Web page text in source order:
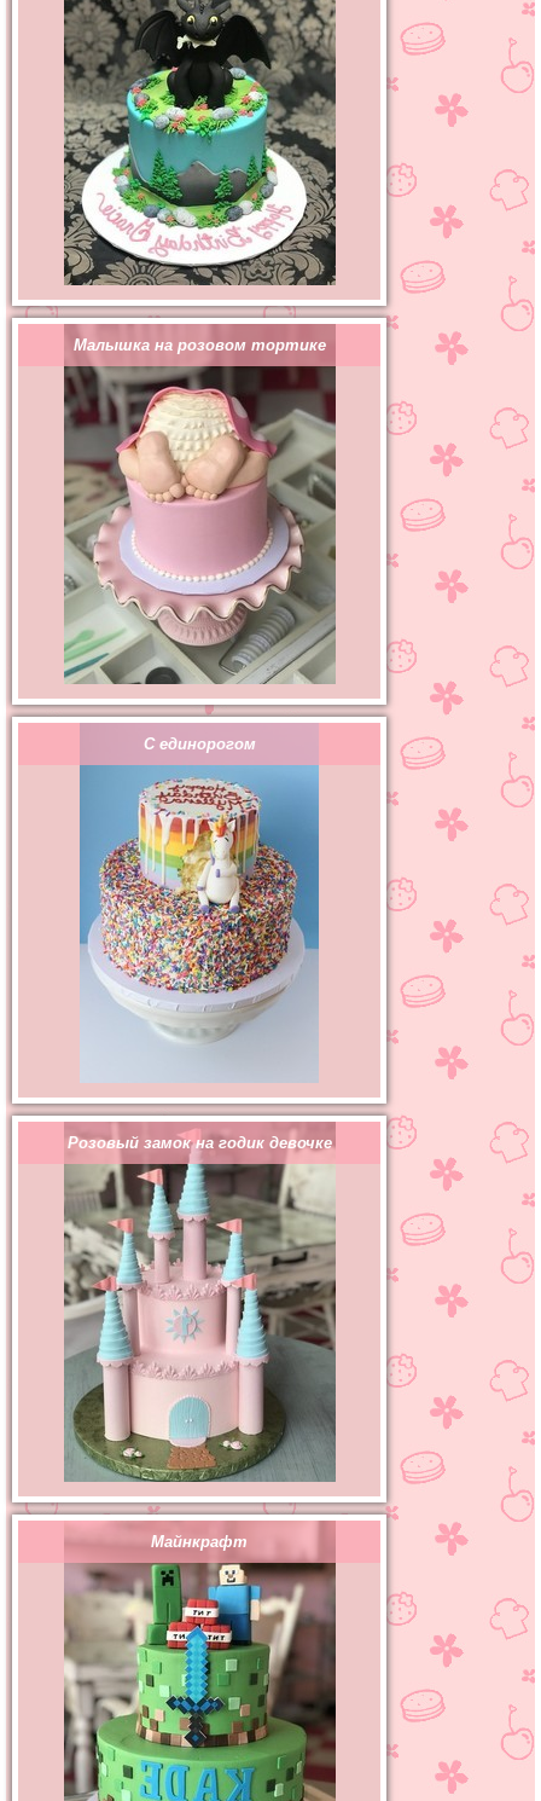
Малышка на розовом тортике
С единорогом
Розовый замок на годик девочке
Майнкрафт